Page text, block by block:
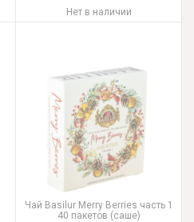
Нет в наличии
Чай Basilur Merry Berries часть 1
40 пакетов (саше)